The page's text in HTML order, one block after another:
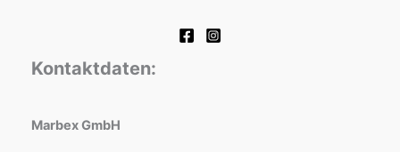
Kontaktdaten:
Marbex GmbH